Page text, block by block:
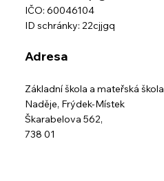
IČO: 60046104
ID schránky: 22cjjgq
Adresa
Základní škola a mateřská škola
Naděje, Frýdek-Místek
Škarabelova 562,
738 01